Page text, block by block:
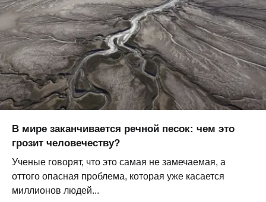
В мире заканчивается речной песок: чем это
грозит человечеству?
Ученые говорят, что это самая не замечаемая, а
оттого опасная проблема, которая уже касается
миллионов людей...